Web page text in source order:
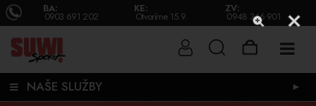
BA:
0903 691 202
KE:
Otvoríme 15.9.
ZV:
0948 346 901
NAŠE SLUŽBY ►